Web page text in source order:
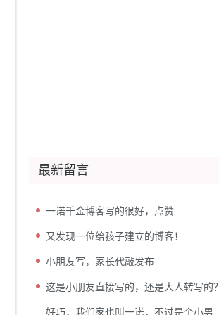
最新留言
一诺千金博客写的很好，点赞
又发现一位给孩子建立的博客！
小朋友写，家长代敲发布
这是小朋友直接写的，还是大人转写的？
好巧，我们家也叫一诺，不过是个小男